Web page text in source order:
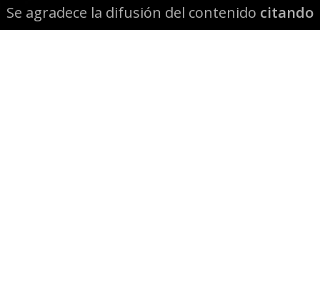
Se agradece la difusión del contenido citando
la fuente www.mapuexpress.org